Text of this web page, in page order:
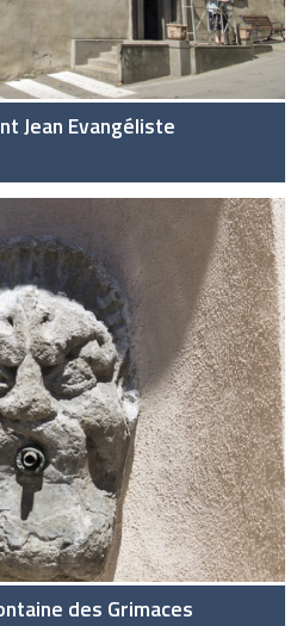
Jean Evangéliste
des Grimaces